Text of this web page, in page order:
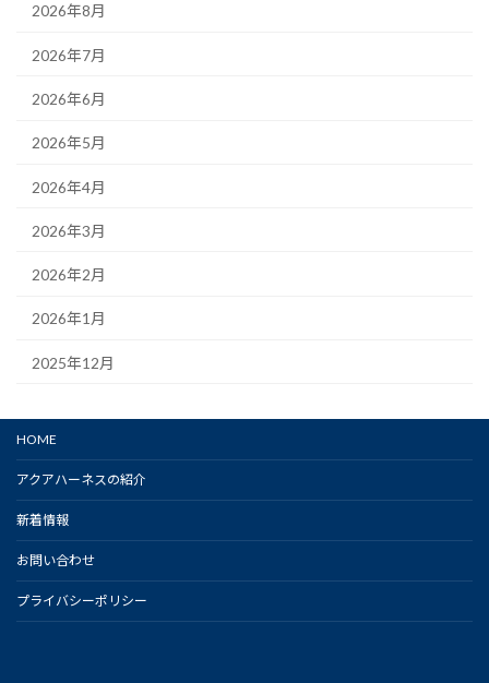
2026年8月
2026年7月
2026年6月
2026年5月
2026年4月
2026年3月
2026年2月
2026年1月
2025年12月
HOME
アクアハーネスの紹介
新着情報
お問い合わせ
プライバシーポリシー